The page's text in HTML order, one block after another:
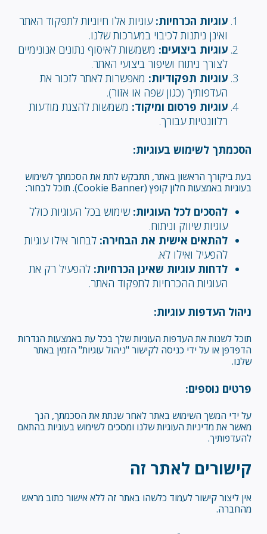
עוגיות הכרחיות: עוגיות אלו חיוניות לתפקוד האתר
ואינן ניתנות לכיבוי במערכות שלנו.
עוגיות ביצועים: משמשות לאיסוף נתונים אנונימיים
לצורך ניתוח ושיפור ביצועי האתר.
עוגיות תפקודיות: מאפשרות לאתר לזכור את
העדפותיך (כגון שפה או אזור).
עוגיות פרסום ומיקוד: משמשות להצגת מודעות
רלוונטיות עבורך.
הסכמתך לשימוש בעוגיות:
בעת ביקורך הראשון באתר, תתבקש לתת את הסכמתך לשימוש
בעוגיות באמצעות חלון קופץ (Cookie Banner). תוכל לבחור:
להסכים לכל העוגיות: שימוש בכל העוגיות כולל
עוגיות שיווק וניתוח.
להתאים אישית את הבחירה: לבחור אילו עוגיות
להפעיל ואילו לא.
לדחות עוגיות שאינן הכרחיות: להפעיל רק את
העוגיות ההכרחיות לתפקוד האתר.
ניהול העדפות עוגיות:
תוכל לשנות את העדפות העוגיות שלך בכל עת באמצעות הגדרות
הדפדפן או על ידי כניסה לקישור "ניהול עוגיות" הזמין באתר
שלנו.
פרטים נוספים:
על ידי המשך השימוש באתר לאחר שנתת את הסכמתך, הנך
מאשר את מדיניות העוגיות שלנו ומסכים לשימוש בעוגיות בהתאם
להעדפותיך.
קישורים לאתר זה
אין ליצור קישור לעמוד כלשהו באתר זה ללא אישור כתוב מראש
מהחברה.